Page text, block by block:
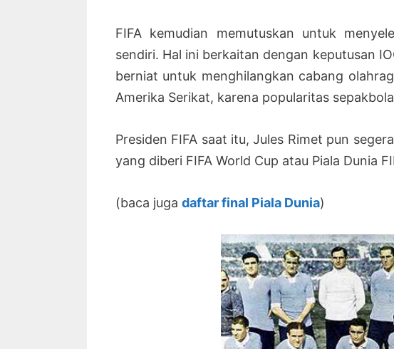
FIFA kemudian memutuskan untuk
sendiri. Hal ini berkaitan dengan keputusan
berniat untuk menghilangkan cabang
Amerika Serikat, karena popularitas
Presiden FIFA saat itu, Jules Rimet pun
yang diberi FIFA World Cup atau Piala Dunia
(baca juga daftar final Piala Dunia)